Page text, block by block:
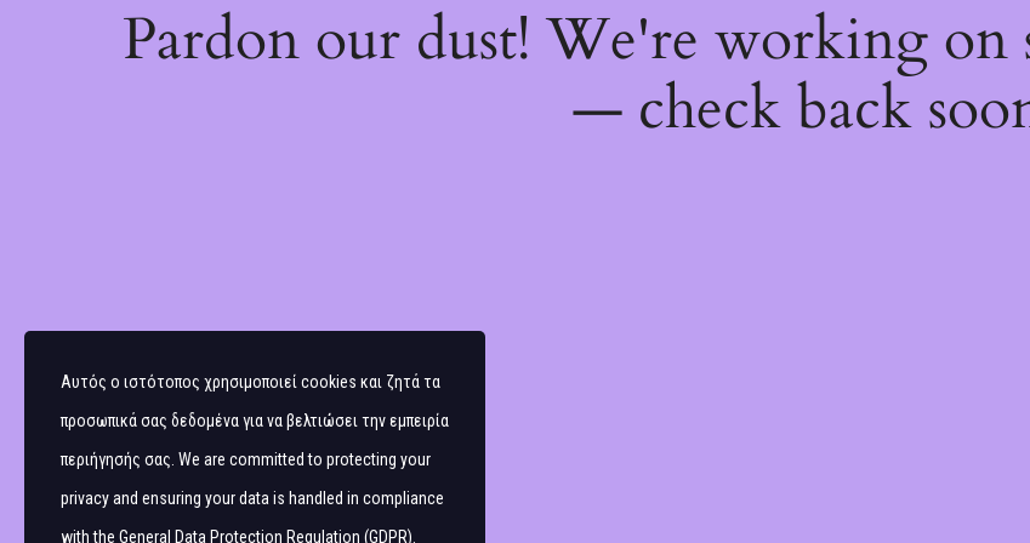
Pardon our dust! We're working on
— check back
Αυτός ο ιστότοπος χρησιμοποιεί cookies και ζητά τα
προσωπικά σας δεδομένα για να βελτιώσει την εμπειρία
περιήγησής σας. We are committed to protecting your
privacy and ensuring your data is handled in compliance
with the General Data Protection Regulation (GDPR)